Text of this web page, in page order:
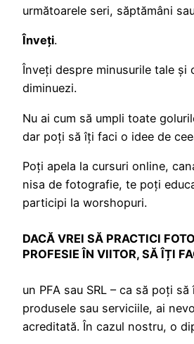
următoarele seri, săptămâni
Înveți.
Înveți despre minusurile tale și
diminuezi.
Nu ai cum să umpli toate
dar poți să îți faci o idee de
Poți apela la cursuri online,
nisa de fotografie, te poți
participi la worshopuri.
DACĂ VREI SĂ PRACTICI
PROFESIE ÎN VIITOR, SĂ ÎȚI
un PFA sau SRL – ca să poți
produsele sau serviciile, ai
acreditată. În cazul nostru, o